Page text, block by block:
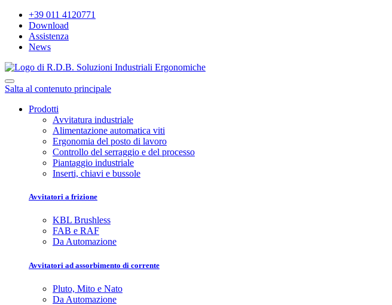
+39 011 4120771
Download
Assistenza
News
Salta al contenuto principale
Prodotti
Avvitatura industriale
Alimentazione automatica viti
Ergonomia del posto di lavoro
Controllo del serraggio e del processo
Piantaggio industriale
Inserti, chiavi e bussole
Avvitatori a frizione
KBL Brushless
FAB e RAF
Da Automazione
Avvitatori ad assorbimento di corrente
Pluto, Mito e Nato
Da Automazione